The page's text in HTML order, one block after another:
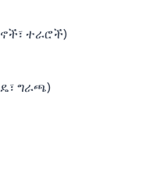
ተራሮች)
ግራጫ)